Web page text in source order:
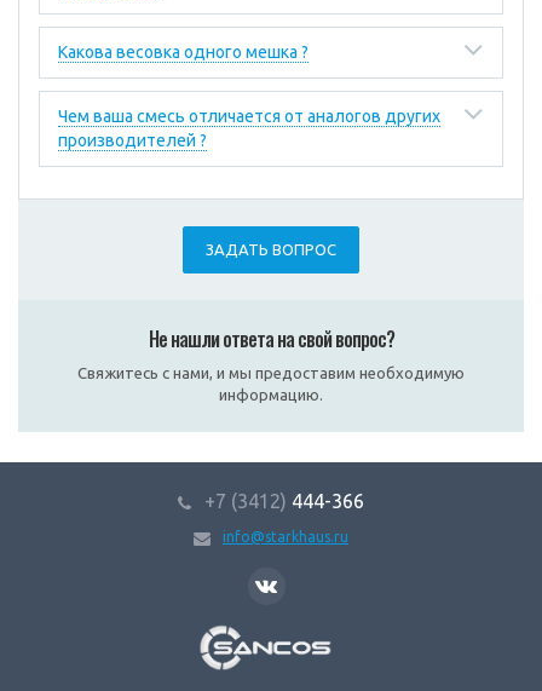
Какова весовка одного мешка ?
Чем ваша смесь отличается от аналогов других
производителей ?
ЗАДАТЬ ВОПРОС
Не нашли ответа на свой вопрос?
Свяжитесь с нами, и мы предоставим необходимую
информацию.
+7 (3412) 444-366
info@starkhaus.ru